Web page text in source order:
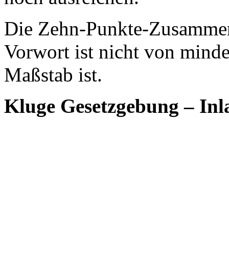
Die Zehn-Punkte-
Vorwort ist nicht von
Maßstab ist.
Kluge Gesetzgebung –